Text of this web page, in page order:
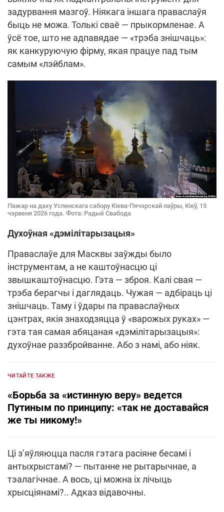
задурвання мазгоў. Ніякага іншага праваслаўя
быць не можа. Толькі сваё — прыкормленае. А
ўсё тое, што не адпавядае — «трэба знішчаць»:
як канкуруючую фірму, якая працуе пад тым
самым «лэйблам».
Пажар на даху Успенскага сабору Кіева-Пячэрскай лаўры, Кіеў, 15
чэрвеня 2026 года. Фота: Радыё Свабода
Духоўная «дэмілітарызацыя»
Праваслаўе для Масквы заўжды было
інструментам, а не каштоўнасцю ці
звышкаштоўнасцю. Гэта — зброя. Калі свая —
трэба берагчы і даглядаць. Чужая — адбіраць ці
знішчаць. Таму і ўдары па праваслаўных
цэнтрах, якія знаходзяцца ў «варожых руках» —
гэта тая самая абяцаная «дэмілітарызацыя»:
духоўнае раззбройванне. Або з намі, або ніяк.
ЧИТАЙТЕ ТАКЖЕ
«Борьба за «истинную веру» ведется
Путиным по принципу: «так не доставайся
же ты никому!»
Ці з’яўляюцца пасля гэтага расіяне бесамі і
антыхрыстамі? — пытанне не рытарычнае, а
тэалагічнае. А вось, ці можна іх лічыць
хрысціянамі?.. Адказ відавочны.